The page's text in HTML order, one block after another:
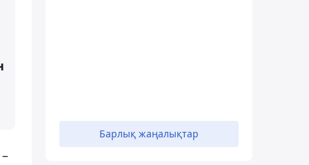
Барлық жаңалықтар